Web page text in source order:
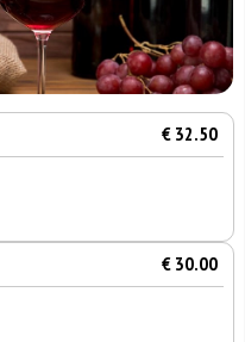
€ 32.50
€ 30.00